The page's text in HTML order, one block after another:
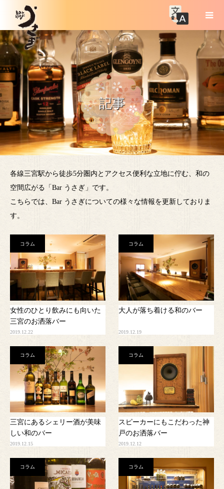
記事
各線三宮駅から徒歩5分圏内とアクセス便利な立地に佇む、和の
空間広がる「Bar うさぎ」です。
こちらでは、Bar うさぎについての様々な情報を更新しておりま
す。
コラム
女性のひとり飲みにも向いた
三宮のお洒落バー
2019.12.22
コラム
大人が落ち着ける和のバー
2019.12.19
コラム
三宮にあるシェリー酒が美味
しい和のバー
2019.12.15
コラム
スピーカーにもこだわった神
戸のお洒落バー
2019.12.12
コラム コラム